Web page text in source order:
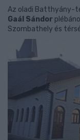
Az oladi
Gaál Sándor
Szombathely és